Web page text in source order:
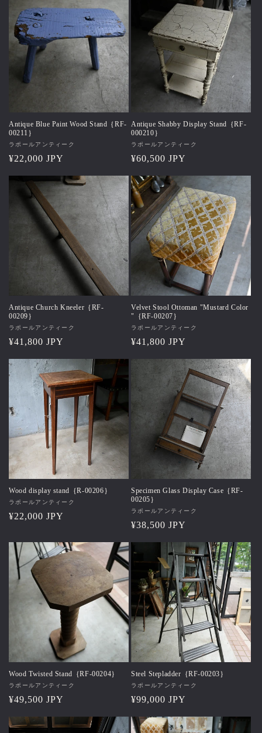
格
Antique Blue Paint Wood Stand｛RF-
00211｝
販
売
ラポールアンティーク
通
¥22,000 JPY
Antique Shabby Display Stand｛RF-
000210｝
販
売
ラポールアンティーク
通
価
格
¥60,500 JPY
Antique Church Kneeler｛RF-
00209｝
販
売
ラポールアンティーク
通
価
¥41,800 JPY
Velvet Stool Ottoman "Mustard Color
"｛RF-00207｝
販
売
ラポールアンティーク
通
¥41,800 JPY
Wood display stand｛R-00206｝
販
売
ラポールアンティーク
通
価
格
¥22,000 JPY
Specimen Glass Display Case｛RF-
00205｝
販
売
ラポールアンティーク
通
価
¥38,500 JPY
Wood Twisted Stand｛RF-00204｝
販
売
ラポールアンティーク
通
価
¥49,500 JPY
Steel Stepladder｛RF-00203｝
販
売
ラポールアンティーク
通
価
¥99,000 JPY